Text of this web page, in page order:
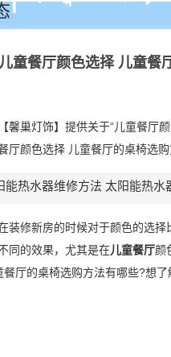
童餐厅颜色选择 儿童餐
馨巢灯饰】提供关于“儿童餐厅
厅颜色选择 儿童餐厅的桌椅选
能热水器维修方法 太阳能热水
装修新房的时候对于颜色的选
同的效果，尤其是在儿童餐厅颜
餐厅的桌椅选购方法有哪些?想了